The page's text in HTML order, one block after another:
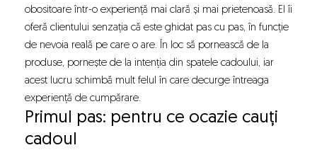
obositoare într-o experiență mai clară și mai prietenoasă. El îi
oferă clientului senzația că este ghidat pas cu pas, în funcție
de nevoia reală pe care o are. În loc să pornească de la
produse, pornește de la intenția din spatele cadoului, iar
acest lucru schimbă mult felul în care decurge întreaga
experiență de cumpărare.
Primul pas: pentru ce ocazie cauți
cadoul